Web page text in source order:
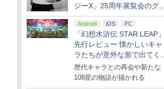
ジーX」25周年展覧会のグッ
ズ情報が公開
Android iOS PC
「幻想水滸伝 STAR LEAP」
先行レビュー 懐かしいキャ
ラたちが意外な形で出てくる
シリーズ完全新作！
歴代キャラとの再会や新たな
108星の物語が描かれる